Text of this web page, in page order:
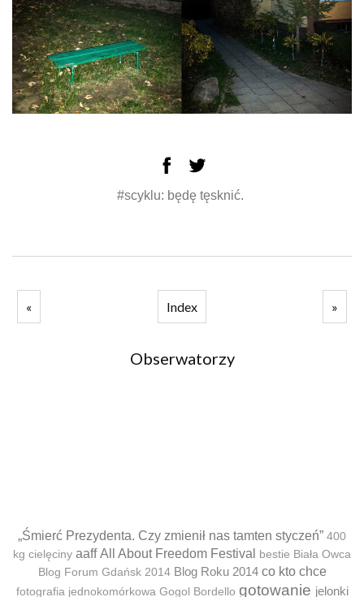
#scyklu: będę tęsknić.
« Index »
Obserwatorzy
„Śmierć Prezydenta. Czy zmienił nas tamten styczeń” 400
kg cielęciny aaff All About Freedom Festival bestie Biała Owca
Blog Forum Gdańsk 2014 Blog Roku 2014 co kto chce
fotografia jednokomórkowa Gogol Bordello gotowanie jelonki